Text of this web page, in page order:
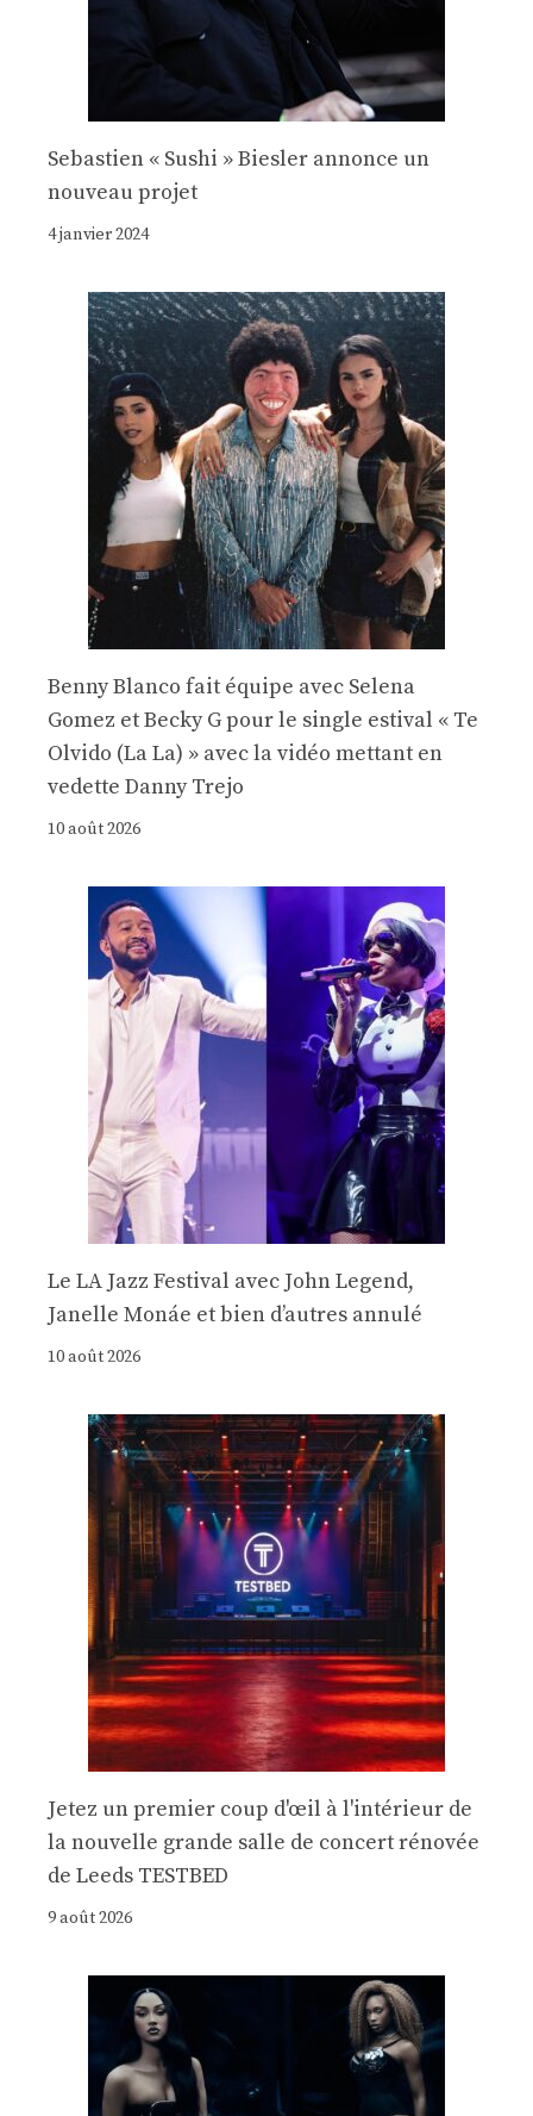
Sebastien « Sushi » Biesler annonce un
nouveau projet
4 janvier 2024
Benny Blanco fait équipe avec Selena
Gomez et Becky G pour le single estival « Te
Olvido (La La) » avec la vidéo mettant en
vedette Danny Trejo
10 août 2026
Le LA Jazz Festival avec John Legend,
Janelle Monáe et bien d’autres annulé
10 août 2026
Jetez un premier coup d'œil à l'intérieur de
la nouvelle grande salle de concert rénovée
de Leeds TESTBED
9 août 2026